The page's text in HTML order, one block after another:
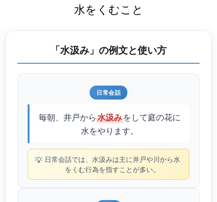
水をくむこと
「水汲み」の例文と使い方
日常会話
毎朝、井戸から水汲みをして庭の花に
水をやります。
💡 日常会話では、水汲みは主に井戸や川から水
をくむ行為を指すことが多い。